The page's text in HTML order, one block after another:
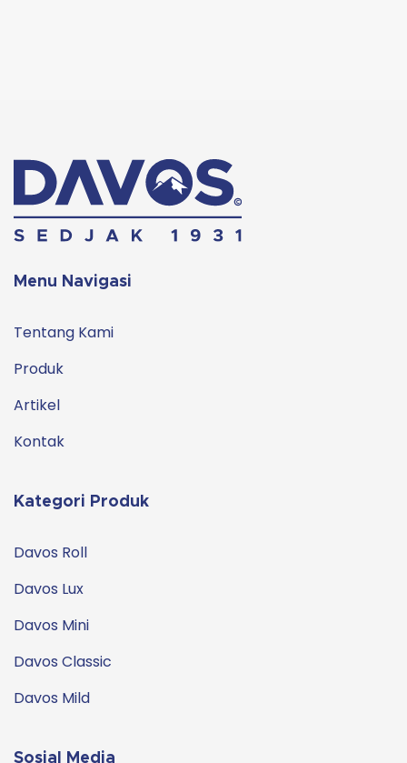
Menu Navigasi
Tentang Kami
Produk
Artikel
Kontak
Kategori Produk
Davos Roll
Davos Lux
Davos Mini
Davos Classic
Davos Mild
Sosial Media